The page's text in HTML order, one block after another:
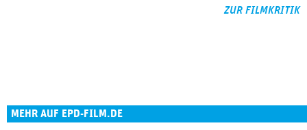
ZUR FILMKRITIK
MEHR AUF EPD-FILM.DE